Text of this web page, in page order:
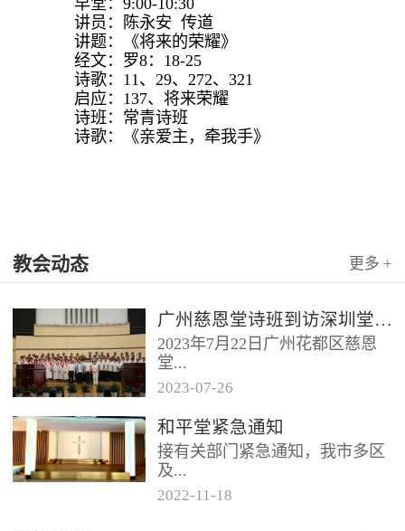
讲员：陈永安 传道
讲题：《将来的荣耀》
经文：罗8：18-25
诗歌：11、29、272、321
启应：137、将来荣耀
诗班：常青诗班
诗歌：《亲爱主，牵我手》
教会动态 更多 +
广州慈恩堂诗班到访深圳堂、和平堂
2023年7月22日广州花都区慈恩
堂...
联合诗班在叶海莲牧师的带领
下，先后到访基督教和平堂、深
圳堂。 上午和平堂教...
2023-07-26
和平堂紧急通知
接有关部门紧急通知，我市多区
及...
2022-11 -18